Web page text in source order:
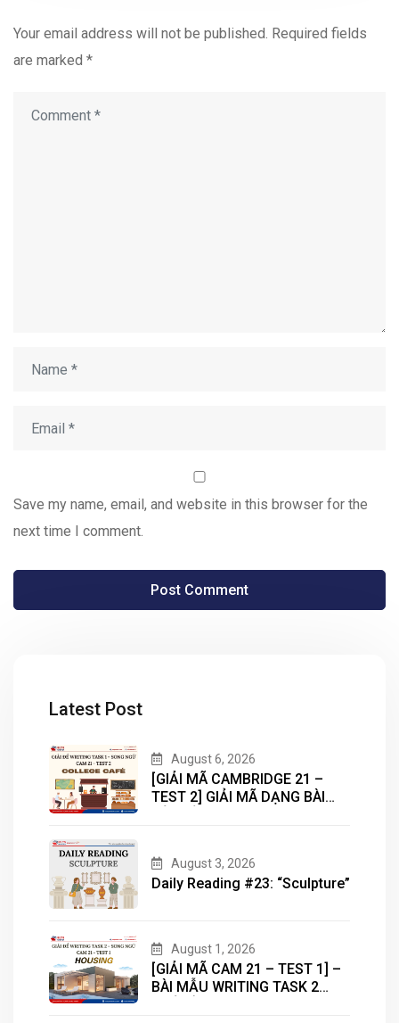
Your email address will not be published. Required fields
are marked *
Save my name, email, and website in this browser for the
next time I comment.
Latest Post
August 6, 2026
[GIẢI MÃ CAMBRIDGE 21 –
TEST 2] GIẢI MÃ DẠNG BÀI
August 3, 2026
Daily Reading #23: “Sculpture”
August 1, 2026
[GIẢI MÃ CAM 21 – TEST 1] –
BÀI MẪU WRITING TASK 2